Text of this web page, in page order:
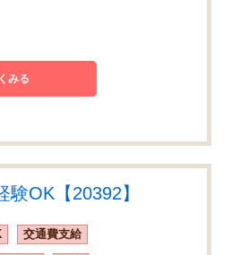
みる
OK【20392】
交通費支給